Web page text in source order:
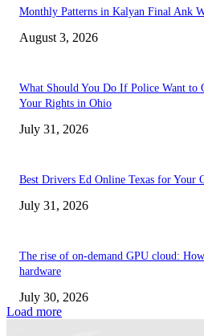
Monthly Patterns in Kalyan Final Ank
August 3, 2026
What Should You Do If Police Want to
Your Rights in Ohio
July 31, 2026
Best Drivers Ed Online Texas for Your
July 31, 2026
The rise of on-demand GPU cloud:
hardware
July 30, 2026
Load more